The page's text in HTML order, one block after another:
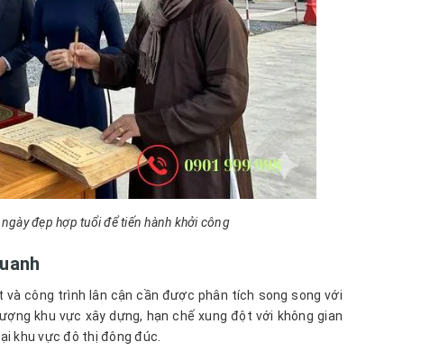
đẹp hợp tuổi để tiến hành khởi công
công trình lân cận cần được phân tích song song với
khu vực xây dựng, hạn chế xung đột với không gian
khu vực đô thị đông đúc.